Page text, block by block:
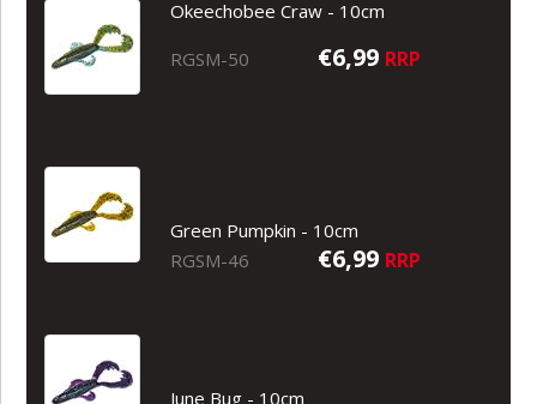
Okeechobee Craw - 10cm
RGSM-50
€6,99 RRP
Green Pumpkin - 10cm
RGSM-46
€6,99 RRP
June Bug - 10cm